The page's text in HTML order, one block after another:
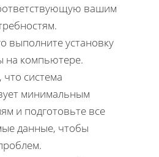
вашим
выполните установку
на компьютере.
что система
минимальным
и подготовьте все
данные, чтобы